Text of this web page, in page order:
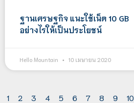
ฐานเศรษฐกิจ แนะใช้เน็ต 10 GB
อย่างไรให้เป็นประโยชน์
Hello Mountain 10 เมษายน 2020
1 2 3 4 5 6 7 8 9 10